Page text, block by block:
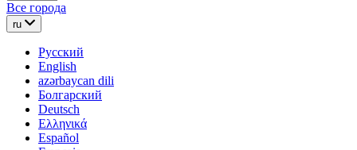
Все города
ru
Русский
English
azərbaycan dili
Болгарский
Deutsch
Ελληνικά
Español